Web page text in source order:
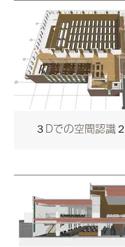
３Dでの空間認識２